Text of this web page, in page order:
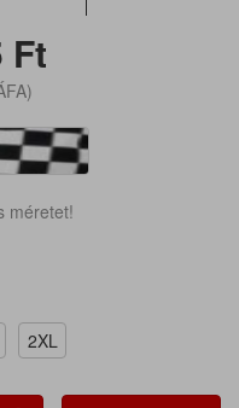
Ft
méretet!
2XL